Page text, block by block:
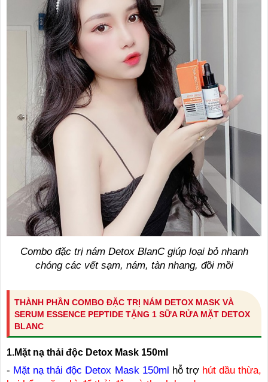
Combo đặc trị nám Detox BlanC giúp loại bỏ nhanh
chóng các vết sạm, nám, tàn nhang, đồi mồi
THÀNH PHẦN COMBO ĐẶC TRỊ NÁM DETOX MASK VÀ
SERUM ESSENCE PEPTIDE TẶNG 1 SỮA RỬA MẶT DETOX
BLANC
1.Mặt nạ thải độc Detox Mask 150ml
- Mặt nạ thải độc Detox Mask 150ml hỗ trợ hút dầu thừa,